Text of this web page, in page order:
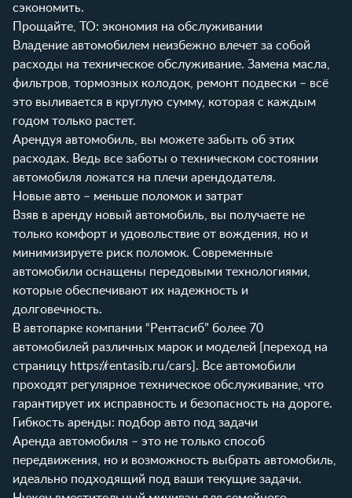
сэкономить.
Прощайте, ТО: экономия на обслуживании
Владение автомобилем неизбежно влечет за собой
расходы на техническое обслуживание. Замена масла,
фильтров, тормозных колодок, ремонт подвески – всё
это выливается в круглую сумму, которая с каждым
годом только растет.
Арендуя автомобиль, вы можете забыть об этих
расходах. Ведь все заботы о техническом состоянии
автомобиля ложатся на плечи арендодателя.
Новые авто – меньше поломок и затрат
Взяв в аренду новый автомобиль, вы получаете не
только комфорт и удовольствие от вождения, но и
минимизируете риск поломок. Современные
автомобили оснащены передовыми технологиями,
которые обеспечивают их надежность и
долговечность.
В автопарке компании “Рентасиб” более 70
автомобилей различных марок и моделей [переход на
страницу https://rentasib.ru/cars ]. Все автомобили
проходят регулярное техническое обслуживание, что
гарантирует их исправность и безопасность на дороге.
Гибкость аренды: подбор авто под задачи
Аренда автомобиля – это не только способ
передвижения, но и возможность выбрать автомобиль,
идеально подходящий под ваши текущие задачи.